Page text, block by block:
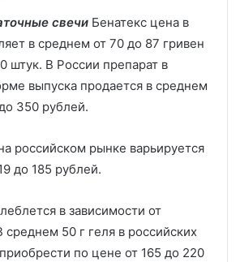
свечи Бенатекс цена в
в среднем от 70 до 87 гривен
штук. В России препарат в
выпуска продается в среднем
350 рублей.
российском рынке варьируется
до 185 рублей.
в зависимости от
50 г геля в российских
по цене от 165 до 220